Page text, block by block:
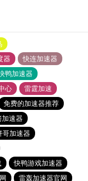
器
快连加速器
鸭加速器
心
雷霆加速
免费的加速器推荐
加速器
哥加速器
快鸭游戏加速器
雷轰加速器官网